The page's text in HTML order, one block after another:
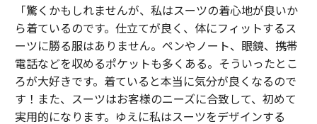
「驚くかもしれませんが、私はスーツの着心地が良いか
ら着ているのです。仕立てが良く、体にフィットするス
ーツに勝る服はありません。ペンやノート、眼鏡、携帯
電話などを収めるポケットも多くある。そういったとこ
ろが大好きです。着ていると本当に気分が良くなるので
す！また、スーツはお客様のニーズに合致して、初めて
実用的になります。ゆえに私はスーツをデザインする